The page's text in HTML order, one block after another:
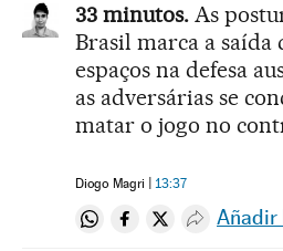
33 minutos. As
Brasil marca a saída
espaços na defesa
as adversárias se
matar o jogo no
Diogo Magri 13:37
Compartir en Whatsapp
Compartir en
Compartir en
Desplegar
Añadir